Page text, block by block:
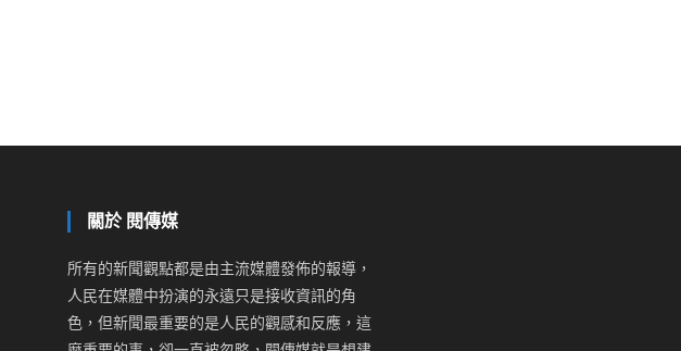
關於 閱傳媒
所有的新聞觀點都是由主流媒體發佈的報導，
人民在媒體中扮演的永遠只是接收資訊的角
色，但新聞最重要的是人民的觀感和反應，這